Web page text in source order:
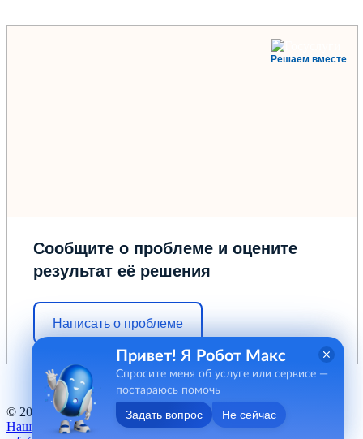
Решаем вместе
Сообщите о проблеме и оцените
результат её решения
Написать о проблеме
© 2012 - 2026 ГБУ "МФЦ" Курганской области
Наш баннер
Привет! Я Робот Макс
Спросите меня об услуге или сервисе —
постараюсь помочь
Задать вопрос Не сейчас